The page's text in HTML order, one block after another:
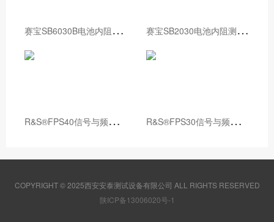
赛
宝SB6030B电池内阻测试仪校准装置 赛
宝SB2030电池内阻测试仪校准装置
R
&S®FPS40信号与频谱分析仪 R
&S®FPS30信号与频谱分析仪
COPYRIGHT © 2025西安安泰测试设备有限公司 ALL RIGHTS RESERVED
陕ICP备13006020号-1